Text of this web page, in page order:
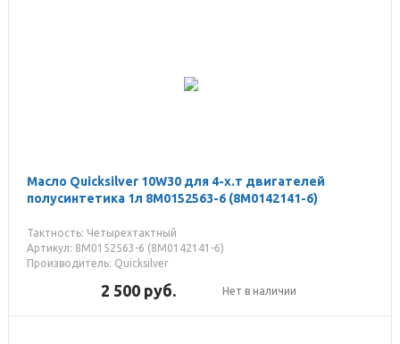
Масло Quicksilver 10W30 для 4-х.т двигателей
полусинтетика 1л 8M0152563-6 (8M0142141-6)
Тактность: Четырехтактный
Артикул: 8M0152563-6 (8M0142141-6)
Производитель: Quicksilver
2 500 руб. Нет в наличии